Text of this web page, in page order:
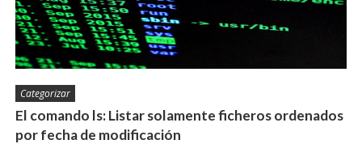
Categorizar
El comando ls: Listar solamente ficheros ordenados
por fecha de modificación